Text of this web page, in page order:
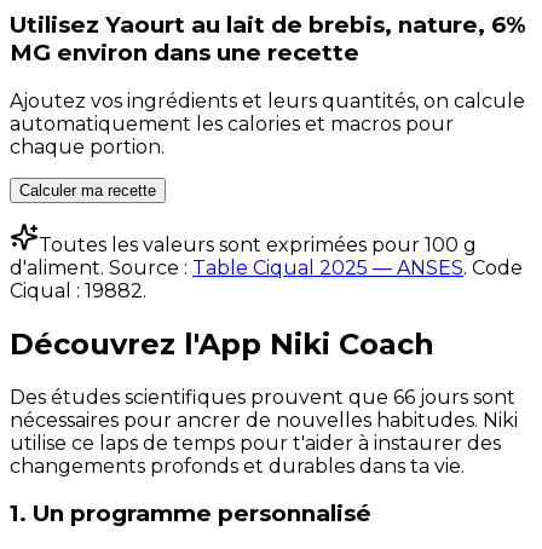
Utilisez Yaourt au lait de brebis, nature, 6%
MG environ dans une recette
Ajoutez vos ingrédients et leurs quantités, on calcule
automatiquement les calories et macros pour
chaque portion.
Calculer ma recette
Toutes les valeurs sont exprimées pour 100 g
d'aliment. Source : Table Ciqual 2025 — ANSES. Code
Ciqual : 19882.
Découvrez l'App Niki Coach
Des études scientifiques prouvent que 66 jours sont
nécessaires pour ancrer de nouvelles habitudes. Niki
utilise ce laps de temps pour t'aider à instaurer des
changements profonds et durables dans ta vie.
1. Un programme personnalisé